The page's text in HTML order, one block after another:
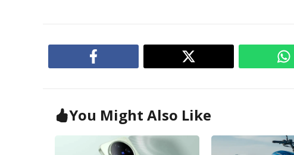
You Might Also Like